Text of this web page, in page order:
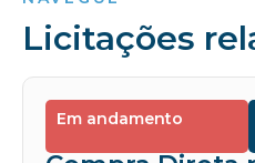
Licitações
Em andamento